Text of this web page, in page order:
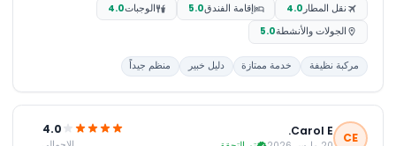
tour, and Burj Khalifa experience. We truly had an amazing
time, and the entire trip was smooth and stress-free thanks
to the excellent planning and support from the team. I would
highly recommend anyone travelling to Dubai from Zambia
to get in touch with Ms. Qudsia and JTR Holidays. Thank you
once again for your guidance, support, and outstanding
service. We’re already looking forward to planning our next
holiday with your company.
نقل المطار 4.0 إقامة الفندق5.0 الوجبات4.0
الجولات والأنشطة5.0
مركبة نظيفة خدمة ممتازة دليل خبير منظم جيداً
CE
Carol E.
4.0